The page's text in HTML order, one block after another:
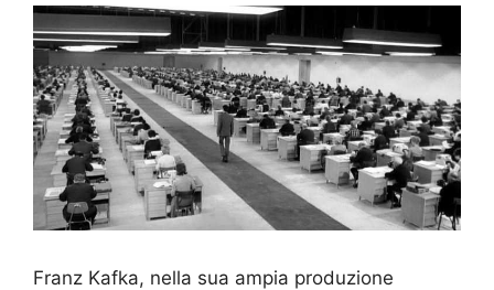
Franz Kafka, nella sua ampia produzione